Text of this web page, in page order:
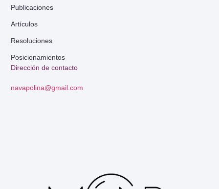
Dirección de contacto
navapolina@gmail.com
Publicaciones
Artículos
Resoluciones
Posicionamientos